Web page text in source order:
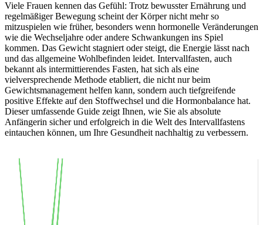
Viele Frauen kennen das Gefühl: Trotz bewusster Ernährung und
regelmäßiger Bewegung scheint der Körper nicht mehr so
mitzuspielen wie früher, besonders wenn hormonelle Veränderungen
wie die Wechseljahre oder andere Schwankungen ins Spiel
kommen. Das Gewicht stagniert oder steigt, die Energie lässt nach
und das allgemeine Wohlbefinden leidet. Intervallfasten, auch
bekannt als intermittierendes Fasten, hat sich als eine
vielversprechende Methode etabliert, die nicht nur beim
Gewichtsmanagement helfen kann, sondern auch tiefgreifende
positive Effekte auf den Stoffwechsel und die Hormonbalance hat.
Dieser umfassende Guide zeigt Ihnen, wie Sie als absolute
Anfängerin sicher und erfolgreich in die Welt des Intervallfastens
eintauchen können, um Ihre Gesundheit nachhaltig zu verbessern.